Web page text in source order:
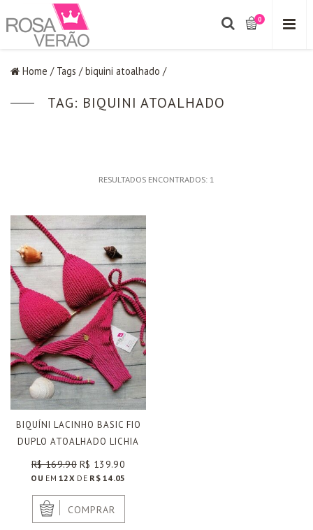
0
Home / Tags / biquini atoalhado /
TAG: BIQUINI ATOALHADO
RESULTADOS ENCONTRADOS: 1
BIQUÍNI LACINHO BASIC FIO
DUPLO ATOALHADO LICHIA
R$ 169.90 R$ 139.90
OU EM12X DE R$ 14.05
| COMPRAR
PROMO